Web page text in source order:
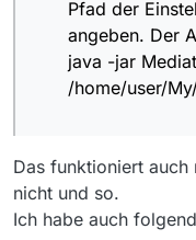
Pfad der
angeben. Der
java -jar
/home/user/
Das funktioniert
nicht und so.
Ich habe auch